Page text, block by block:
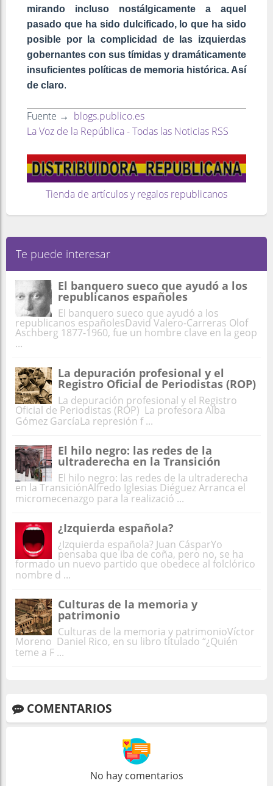
mirando incluso nostálgicamente a aquel
pasado que ha sido dulcificado, lo que ha sido
posible por la complicidad de las izquierdas
gobernantes con sus tímidas y dramáticamente
insuficientes políticas de memoria histórica. Así
de claro.
Fuente → blogs.publico.es
La Voz de la República - Todas las Noticias RSS
Tienda de artículos y regalos republicanos
Te puede interesar
El banquero sueco que ayudó a los
republicanos españoles
El banquero sueco que ayudó a los
republicanos españolesDavid Valero-Carreras Olof
Aschberg 1877-1960, fue un hombre clave en la geop
...
La depuración profesional y el
Registro Oficial de Periodistas (ROP)
La depuración profesional y el Registro
Oficial de Periodistas (ROP) La profesora Alba
Gómez GarcíaLa represión f ...
El hilo negro: las redes de la
ultraderecha en la Transición
El hilo negro: las redes de la ultraderecha
en la TransiciónAlfredo Iglesias Diéguez Arranca el
micromecenazgo para la realizació ...
¿Izquierda española?
¿Izquierda española? Juan CásparYo
pensaba que iba de coña, pero no, se ha
formado un nuevo partido que obedece al folclórico
nombre d ...
Culturas de la memoria y
patrimonio
Culturas de la memoria y patrimonioVíctor
Moreno Daniel Rico, en su libro titulado “¿Quién
teme a F ...
COMENTARIOS
No hay comentarios